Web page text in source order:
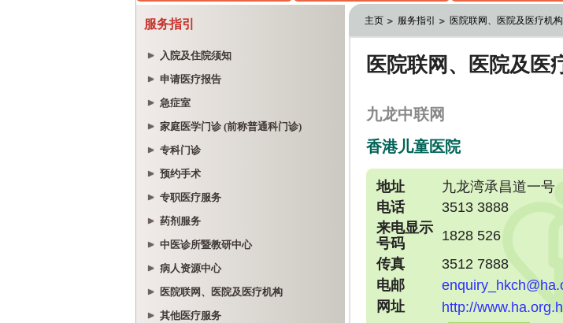
服务指引
入院及住院须知
申请医疗报告
急症室
家庭医学门诊 (前称普通科门诊)
专科门诊
预约手术
专职医疗服务
药剂服务
中医诊所暨教研中心
病人资源中心
医院联网、医院及医疗机构
其他医疗服务
主页 服务指引 医院联网、医院及医疗机构